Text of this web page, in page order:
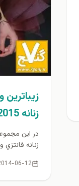
زنانه 2015-2014
در اين
زنانه فانتزي و اسپرت 2015-
06-12